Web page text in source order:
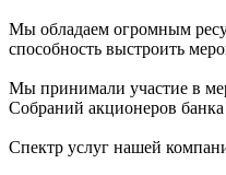
Мы обладаем огромным
способность выстроить
Мы принимали участие в
Собраний акционеров
Спектр услуг нашей